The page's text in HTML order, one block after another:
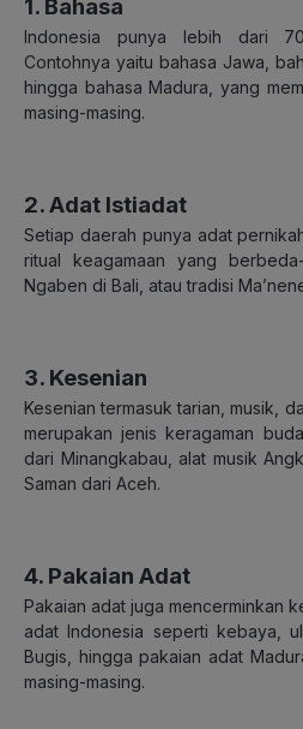
1. Bahasa
Indonesia punya lebih dari
Contohnya yaitu bahasa Jawa,
hingga bahasa Madura, yang
masing-masing.
2. Adat Istiadat
Setiap daerah punya adat
ritual keagamaan yang
Ngaben di Bali, atau tradisi
3. Kesenian
Kesenian termasuk tarian, musik,
merupakan jenis keragaman
dari Minangkabau, alat musik
Saman dari Aceh.
4. Pakaian Adat
Pakaian adat juga mencerminkan
adat Indonesia seperti kebaya,
Bugis, hingga pakaian adat
masing-masing.